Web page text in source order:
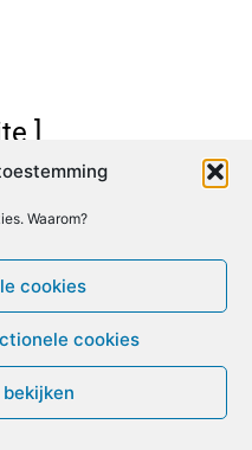
Waarom?
cookies
cookies
]